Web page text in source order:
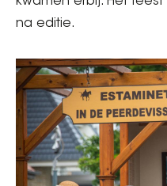
na editie.